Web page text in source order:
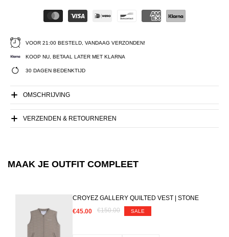
VOOR 21:00 BESTELD, VANDAAG VERZONDEN!
KOOP NU, BETAAL LATER MET KLARNA
30 DAGEN BEDENKTIJD
OMSCHRIJVING
VERZENDEN & RETOURNEREN
MAAK JE OUTFIT COMPLEET
CROYEZ GALLERY QUILTED VEST | STONE
€45.00
€150.00 SALE